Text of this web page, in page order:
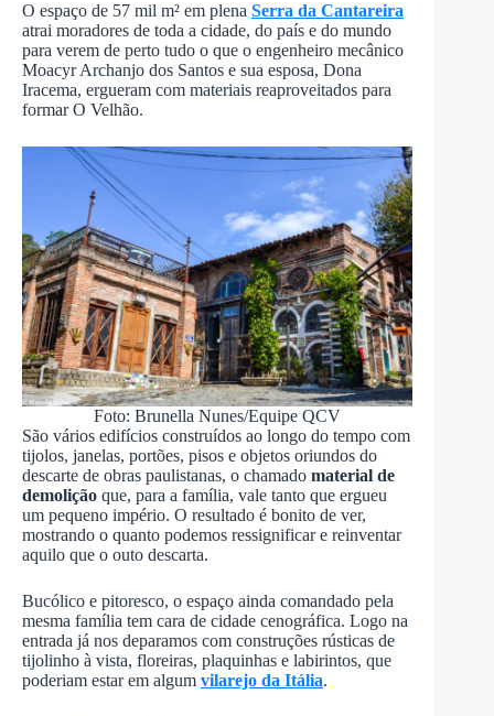
O espaço de 57 mil m² em plena Serra da Cantareira
atrai moradores de toda a cidade, do país e do mundo
para verem de perto tudo o que o engenheiro mecânico
Moacyr Archanjo dos Santos e sua esposa, Dona
Iracema, ergueram com materiais reaproveitados para
formar O Velhão.
Foto: Brunella Nunes/Equipe QCV
São vários edifícios construídos ao longo do tempo com
tijolos, janelas, portões, pisos e objetos oriundos do
descarte de obras paulistanas, o chamado material de
demolição que, para a família, vale tanto que ergueu
um pequeno império. O resultado é bonito de ver,
mostrando o quanto podemos ressignificar e reinventar
aquilo que o outo descarta.
Bucólico e pitoresco, o espaço ainda comandado pela
mesma família tem cara de cidade cenográfica. Logo na
entrada já nos deparamos com construções rústicas de
tijolinho à vista, floreiras, plaquinhas e labirintos, que
poderiam estar em algum vilarejo da Itália.